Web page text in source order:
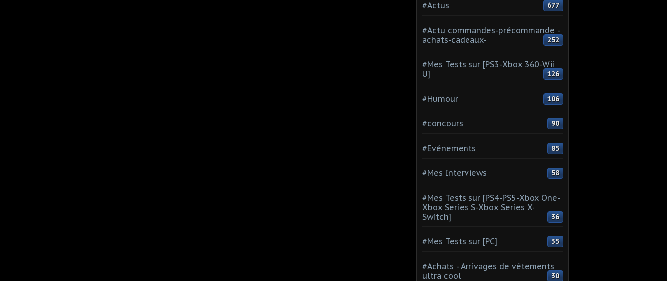
#Actus 677
#Actu commandes-précommande -
achats-cadeaux-
252
#Mes Tests sur [PS3-Xbox 360-Wii
U]
126
#Humour 106
#concours 90
#Evénements 85
#Mes Interviews 58
#Mes Tests sur [PS4-PS5-Xbox One-
Xbox Series S-Xbox Series X-
Switch]
36
#Mes Tests sur [PC] 35
#Achats - Arrivages de vêtements
ultra cool
30